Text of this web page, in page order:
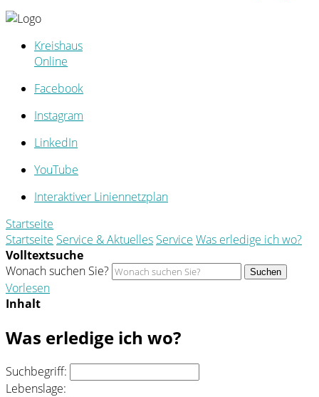
Kreishaus
Online
Facebook
Instagram
LinkedIn
YouTube
Interaktiver Liniennetzplan
Startseite
Startseite Service & Aktuelles Service Was erledige ich wo?
Volltextsuche
Wonach suchen Sie?
Suchen
Vorlesen
Inhalt
Was erledige ich wo?
Suchbegriff:
Lebenslage: